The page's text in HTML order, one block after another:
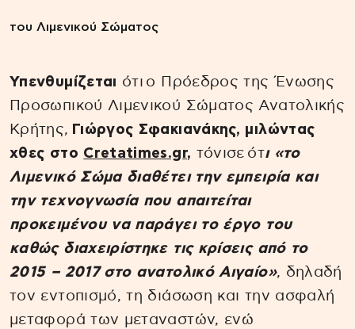
του Λιμενικού Σώματος
Υπενθυμίζεται ότι o Πρόεδρος της Ένωσης
Προσωπικού Λιμενικού Σώματος Ανατολικής
Κρήτης, Γιώργος Σφακιανάκης, μιλώντας
χθες στο Cretatimes.gr, τόνισε ότι «το
Λιμενικό Σώμα διαθέτει την εμπειρία και
την τεχνογνωσία που απαιτείται
προκειμένου να παράγει το έργο του
καθώς διαχειρίστηκε τις κρίσεις από το
2015 – 2017 στο ανατολικό Αιγαίο», δηλαδή
τον εντοπισμό, τη διάσωση και την ασφαλή
μεταφορά των μεταναστών, ενώ